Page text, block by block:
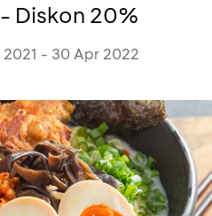
Diskon 20%
- 30 Apr 2022